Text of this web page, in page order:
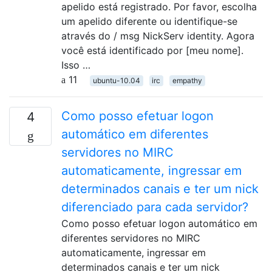
apelido está registrado. Por favor, escolha
um apelido diferente ou identifique-se
através do / msg NickServ identity. Agora
você está identificado por [meu nome].
Isso …
11
ubuntu-10.04 irc empathy
4
Como posso efetuar logon
automático em diferentes
servidores no MIRC
automaticamente, ingressar em
determinados canais e ter um nick
diferenciado para cada servidor?
Como posso efetuar logon automático em
diferentes servidores no MIRC
automaticamente, ingressar em
determinados canais e ter um nick